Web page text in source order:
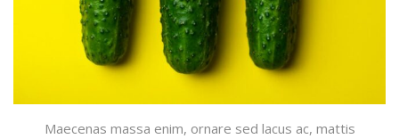
Maecenas massa enim, ornare sed lacus ac, mattis